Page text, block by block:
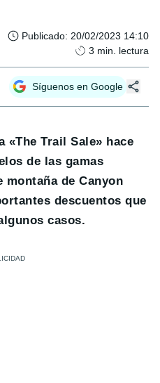
Publicado: 20/02/2023 14:10
3 min. lectura
Síguenos en Google
«The Trail Sale» hace
de las gamas
montaña de Canyon
descuentos que
casos.